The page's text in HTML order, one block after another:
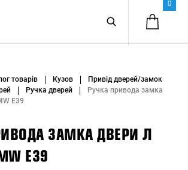
0
товарів Кузов
Привід дверей/замок
Ручка дверей
Ручка привода замка
E39
ЗАМКА ДВЕРИ Л
E39